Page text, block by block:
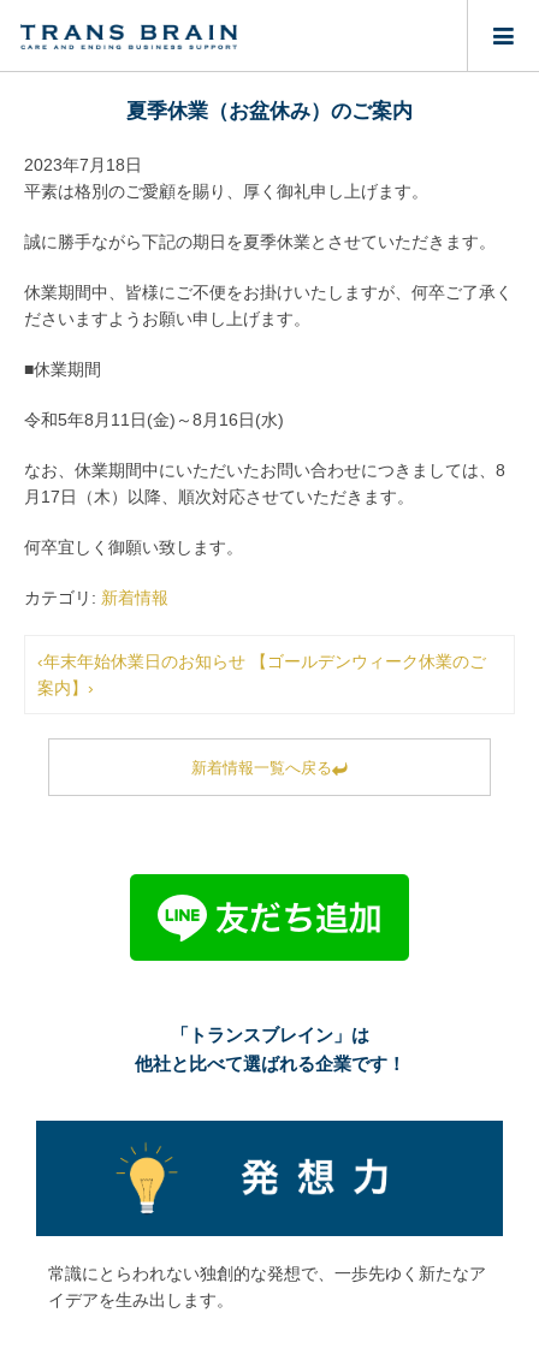
夏季休業（お盆休み）のご案内
2023年7月18日
平素は格別のご愛顧を賜り、厚く御礼申し上げます。
誠に勝手ながら下記の期日を夏季休業とさせていただきます。
休業期間中、皆様にご不便をお掛けいたしますが、何卒ご了承く
ださいますようお願い申し上げます。
■休業期間
令和5年8月11日(金)～8月16日(水)
なお、休業期間中にいただいたお問い合わせにつきましては、8
月17日（木）以降、順次対応させていただきます。
何卒宜しく御願い致します。
カテゴリ: 新着情報
‹年末年始休業日のお知らせ
【ゴールデンウィーク休業のご
案内】›
新着情報一覧へ戻る
「トランスブレイン」は
他社と比べて選ばれる企業です！
常識にとらわれない独創的な発想で、一歩先ゆく新たなア
イデアを生み出します。